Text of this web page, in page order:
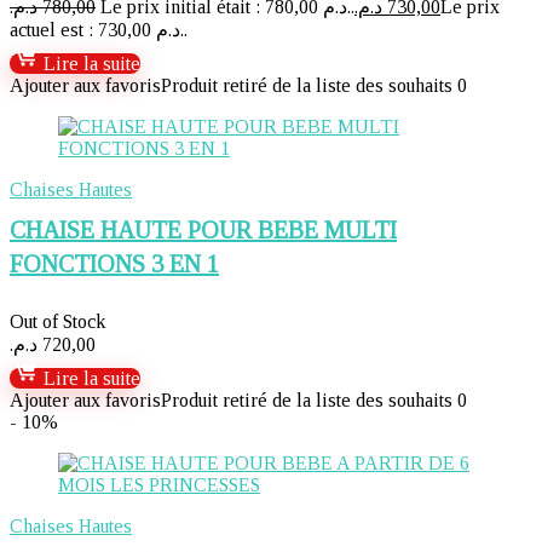
780,00 د.م. Le prix initial était : 780,00 د.م.. 730,00 د.م.
Le prix
actuel est : 730,00 د.م..
Lire la suite
Ajouter aux favorisProduit retiré de la liste des souhaits 0
Chaises Hautes
CHAISE HAUTE POUR BEBE MULTI
FONCTIONS 3 EN 1
Out of Stock
720,00 د.م.
Lire la suite
Ajouter aux favorisProduit retiré de la liste des souhaits 0
- 10%
Chaises Hautes